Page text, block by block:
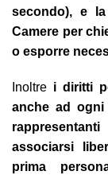
secondo), e
Camere per
o esporre
Inoltre i diritti
anche ad
associarsi
prima